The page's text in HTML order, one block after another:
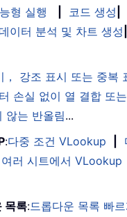
형 실행 코드 생성
이터 분석 및 차트 생성
， 강조 표시 또는 중복
손실 없이 열 결합 또
않는 반올림...
:다중 조건 VLookup
여러 시트에서 VLookup
목록:드롭다운 목록 빠